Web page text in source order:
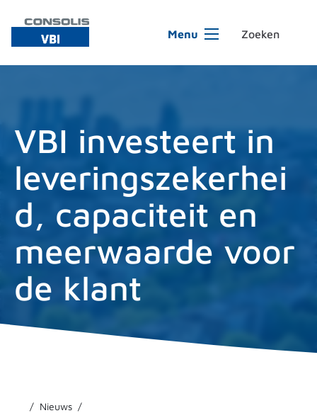
Menu
VBI investeert in
leveringszekerhei
d, capaciteit en
meerwaarde voor
de klant
Nieuws